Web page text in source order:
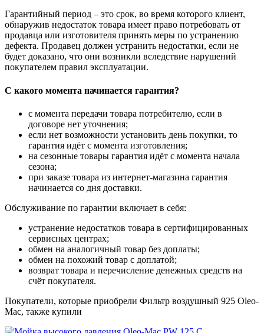
Гарантийный период – это срок, во время которого клиент,
обнаружив недостаток товара имеет право потребовать от
продавца или изготовителя принять меры по устранению
дефекта. Продавец должен устранить недостатки, если не
будет доказано, что они возникли вследствие нарушений
покупателем правил эксплуатации.
С какого момента начинается гарантия?
с момента передачи товара потребителю, если в
договоре нет уточнения;
если нет возможности установить день покупки, то
гарантия идёт с момента изготовления;
на сезонные товары гарантия идёт с момента начала
сезона;
при заказе товара из интернет-магазина гарантия
начинается со дня доставки.
Обслуживание по гарантии включает в себя:
устранение недостатков товара в сертифицированных
сервисных центрах;
обмен на аналогичный товар без доплаты;
обмен на похожий товар с доплатой;
возврат товара и перечисление денежных средств на
счёт покупателя.
Покупатели, которые приобрели Фильтр воздушный 925 Oleo-
Мac, также купили